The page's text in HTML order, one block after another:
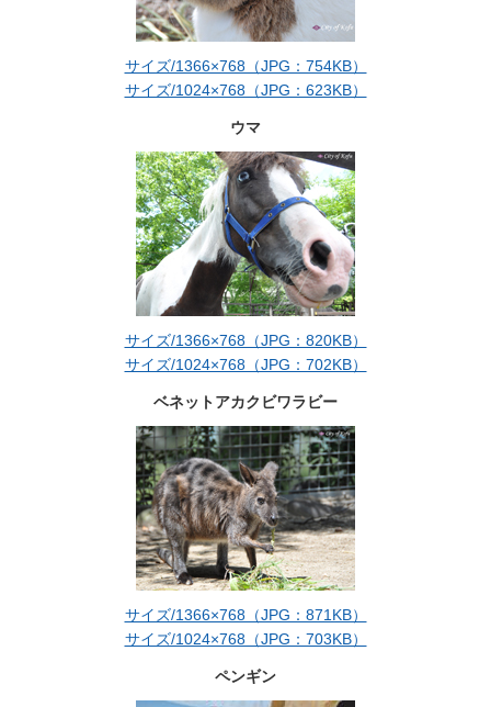
サイズ/1366×768（JPG：754KB）
サイズ/1024×768（JPG：623KB）
ウマ
サイズ/1366×768（JPG：820KB）
サイズ/1024×768（JPG：702KB）
ベネットアカクビワラビー
サイズ/1366×768（JPG：871KB）
サイズ/1024×768（JPG：703KB）
ペンギン